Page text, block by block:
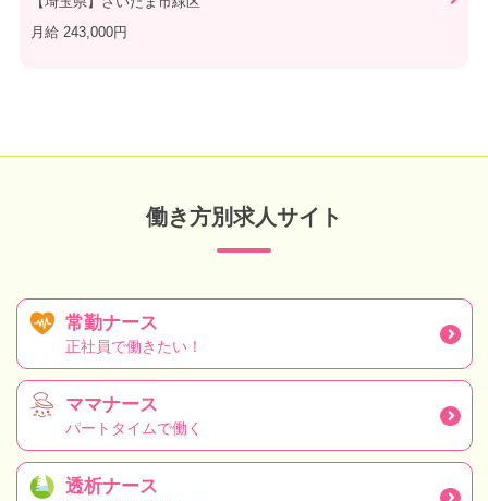
月給 243,000円
働き方別求人サイト
常勤ナース
正社員で働きたい！
ママナース
パートタイムで働く
透析ナース